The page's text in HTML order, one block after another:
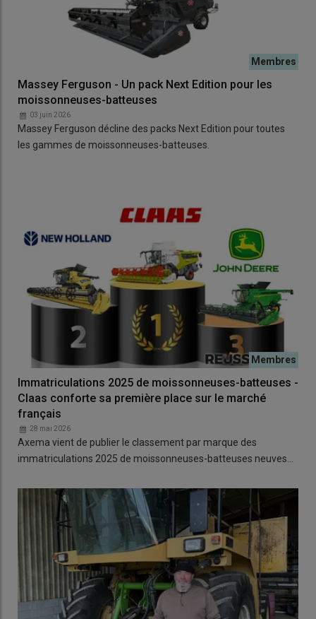
Massey Ferguson - Un pack Next Edition pour les
moissonneuses-batteuses
03 juin 2026
Massey Ferguson décline des packs Next Edition pour toutes
les gammes de moissonneuses-batteuses.
Immatriculations 2025 de moissonneuses-batteuses -
Claas conforte sa première place sur le marché
français
28 mai 2026
Axema vient de publier le classement par marque des
immatriculations 2025 de moissonneuses-batteuses neuves…